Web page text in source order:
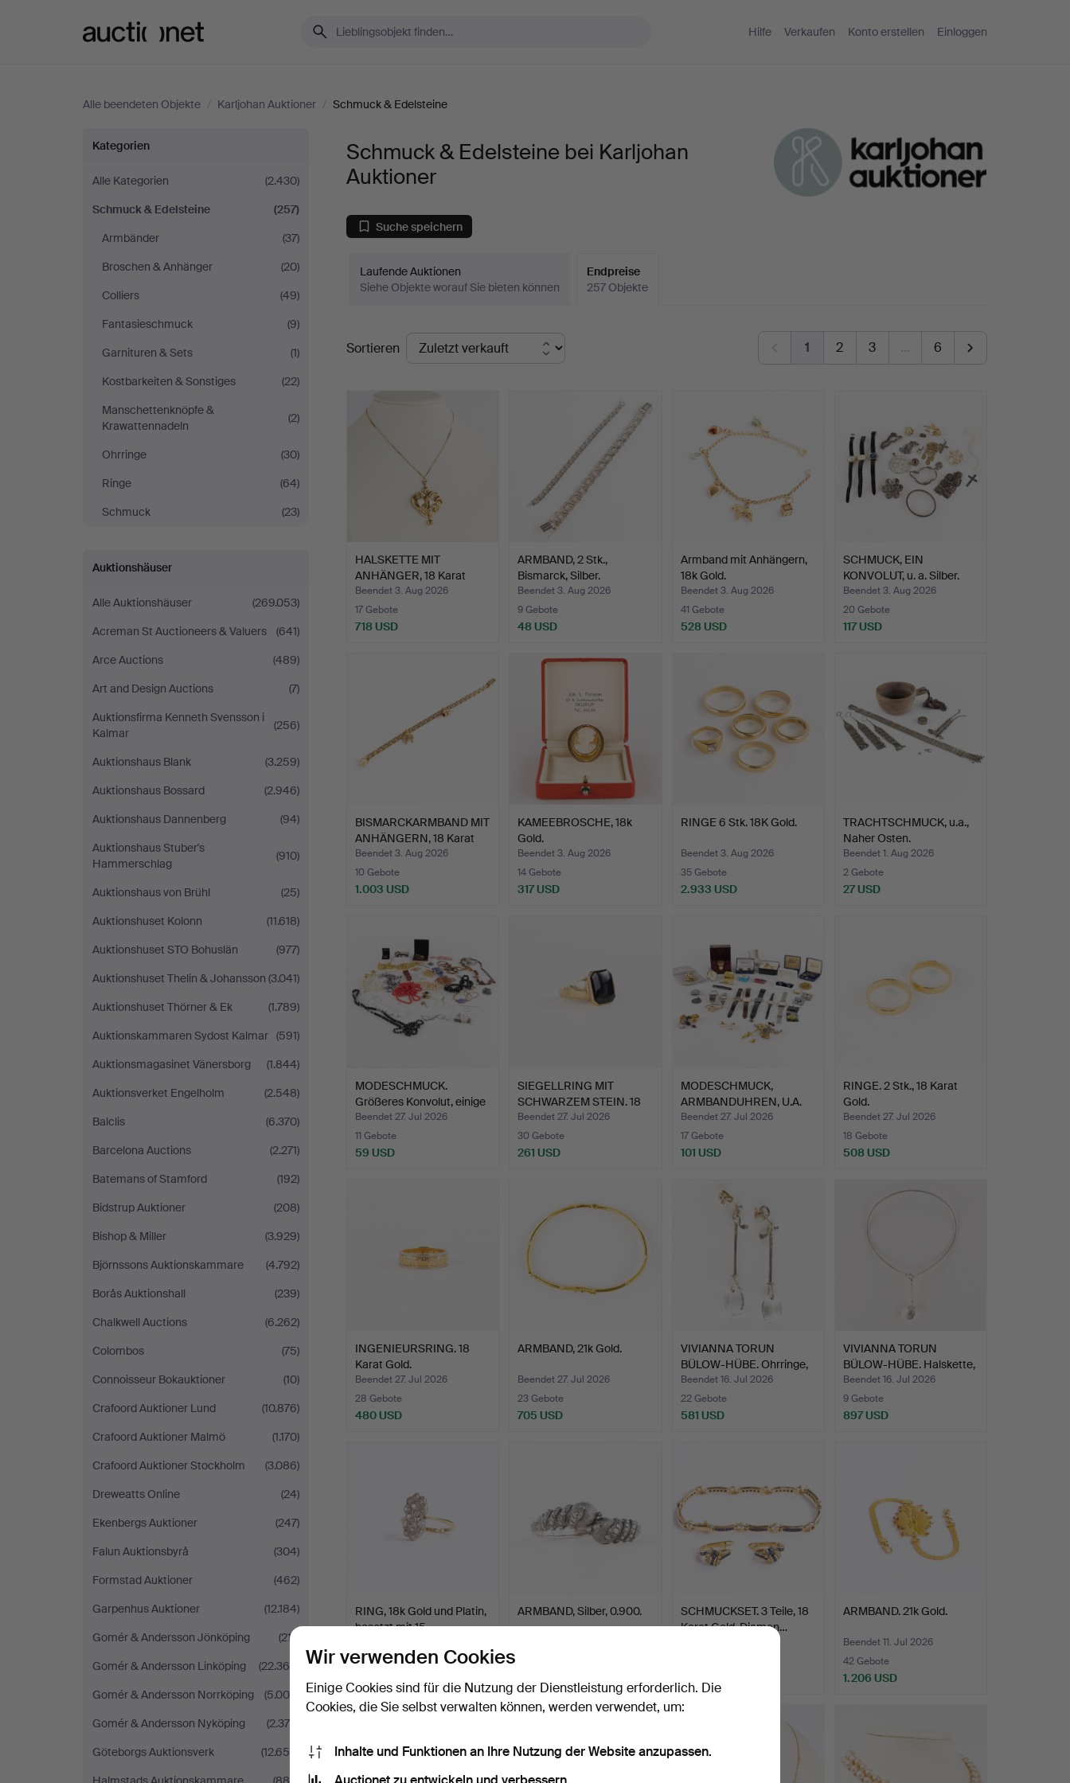
Hilfe Verkaufen Konto erstellen Einloggen
Alle beendeten Objekte / Karljohan Auktioner / Schmuck & Edelsteine
Schmuck
&
Edelsteine
bei
Karljohan
Auktioner
Kategorien
Alle Kategorien
(2.430)
Schmuck & Edelsteine
(257)
Armbänder
(37)
Broschen & Anhänger
(20)
Colliers
(49)
Fantasieschmuck
(9)
Garnituren & Sets
(1)
Kostbarkeiten & Sonstiges
(22)
Manschettenknöpfe &
Krawattennadeln
(2)
Ohrringe
(30)
Ringe
(64)
Schmuck
(23)
Auktionshäuser
Alle Auktionshäuser
(269.053)
Acreman St Auctioneers & Valuers
(641)
Arce Auctions
(489)
Art and Design Auctions
(7)
Auktionsfirma Kenneth Svensson i
Kalmar
(256)
Auktionshaus Blank
(3.259)
Auktionshaus Bossard
(2.946)
Auktionshaus Dannenberg
(94)
Auktionshaus Stuber's
Hammerschlag
(910)
Auktionshaus von Brühl
(25)
Auktionshuset Kolonn
(11.618)
Auktionshuset STO Bohuslän
(977)
Auktionshuset Thelin & Johansson (3.041)
Auktionshuset Thörner & Ek
(1.789)
Auktionskammaren Sydost Kalmar (591)
Auktionsmagasinet Vänersborg
(1.844)
Auktionsverket Engelholm
(2.548)
Balclis
(6.370)
Barcelona Auctions
(2.271)
Batemans of Stamford
(192)
Bidstrup Auktioner
(208)
Bishop & Miller
(3.929)
Björnssons Auktionskammare
(4.792)
Borås Auktionshall
(239)
Chalkwell Auctions
(6.262)
Colombos
(75)
Connoisseur Bokauktioner
(10)
Crafoord Auktioner Lund
(10.876)
Crafoord Auktioner Malmö
(1.170)
Crafoord Auktioner Stockholm
(3.086)
Dreweatts Online
(24)
Ekenbergs Auktioner
(247)
Falun Auktionsbyrå
(304)
Formstad Auktioner
(462)
Garpenhus Auktioner
(12.184)
Gomér & Andersson Jönköping
(217)
Gomér & Andersson Linköping
(22.366)
Gomér & Andersson Norrköping
(5.008)
Gomér & Andersson Nyköping
(2.379)
Göteborgs Auktionsverk
(12.656)
Schmuck & Edelsteine bei Karljohan
Auktioner
Suche speichern
Laufende Auktionen
Siehe Objekte worauf Sie bieten können
Endpreise
257 Objekte
Endpreise
Sortieren 1 2 3 … 6
HALSKETTE MIT
ANHÄNGER, 18 Karat
Gold.
Beendet 3. Aug 2026
17 Gebote
718 USD
ARMBAND, 2 Stk.,
Bismarck, Silber.
Beendet 3. Aug 2026
9 Gebote
48 USD
Armband mit Anhängern,
18k Gold.
Beendet 3. Aug 2026
41 Gebote
528 USD
SCHMUCK, EIN
KONVOLUT, u. a. Silber.
Beendet 3. Aug 2026
20 Gebote
117 USD
BISMARCKARMBAND MIT
ANHÄNGERN, 18 Karat
Go…
Beendet 3. Aug 2026
10 Gebote
1.003 USD
KAMEEBROSCHE, 18k
Gold.
Beendet 3. Aug 2026
14 Gebote
317 USD
RINGE 6 Stk. 18K Gold.
Beendet 3. Aug 2026
35 Gebote
2.933 USD
TRACHTSCHMUCK, u.a.,
Naher Osten.
Beendet 1. Aug 2026
2 Gebote
27 USD
MODESCHMUCK.
Größeres Konvolut, einige
Tei…
Beendet 27. Jul 2026
11 Gebote
59 USD
SIEGELLRING MIT
SCHWARZEM STEIN. 18
Karat …
Beendet 27. Jul 2026
30 Gebote
261 USD
MODESCHMUCK,
ARMBANDUHREN, U.A.
Seiko, Gon…
Beendet 27. Jul 2026
17 Gebote
101 USD
RINGE. 2 Stk., 18 Karat
Gold.
Beendet 27. Jul 2026
18 Gebote
508 USD
INGENIEURSRING. 18
Karat Gold.
Beendet 27. Jul 2026
28 Gebote
480 USD
ARMBAND, 21k Gold.
Beendet 27. Jul 2026
23 Gebote
705 USD
VIVIANNA TORUN
BÜLOW-HÜBE. Ohrringe,
ein P…
Beendet 16. Jul 2026
22 Gebote
581 USD
VIVIANNA TORUN
BÜLOW-HÜBE. Halskette,
Silb…
Beendet 16. Jul 2026
9 Gebote
897 USD
RING, 18k Gold und Platin,
besetzt mit 15 …
23 Gebote
ARMBAND, Silber, 0.900.
SCHMUCKSET. 3 Teile, 18
Karat Gold, Diaman…
ARMBAND. 21k Gold.
Beendet 11. Jul 2026
42 Gebote
1.206 USD
Wir verwenden Cookies
Einige Cookies sind für die Nutzung der Dienstleistung erforderlich. Die
Cookies, die Sie selbst verwalten können, werden verwendet, um:
Inhalte und Funktionen an Ihre Nutzung der Website anzupassen.